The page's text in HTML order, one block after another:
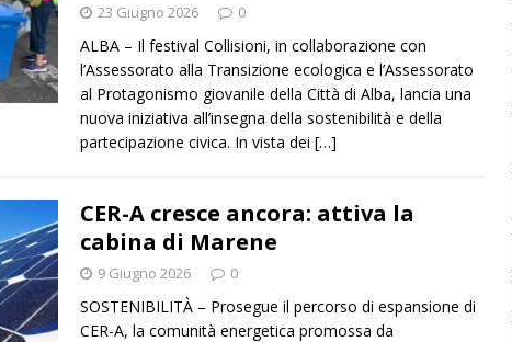
23 Giugno 2026 0
ALBA – Il festival Collisioni, in collaborazione con
l’Assessorato alla Transizione ecologica e l’Assessorato
al Protagonismo giovanile della Città di Alba, lancia una
nuova iniziativa all’insegna della sostenibilità e della
partecipazione civica. In vista dei […]
CER-A cresce ancora: attiva la
cabina di Marene
9 Giugno 2026 0
SOSTENIBILITÀ – Prosegue il percorso di espansione di
CER-A, la comunità energetica promossa da